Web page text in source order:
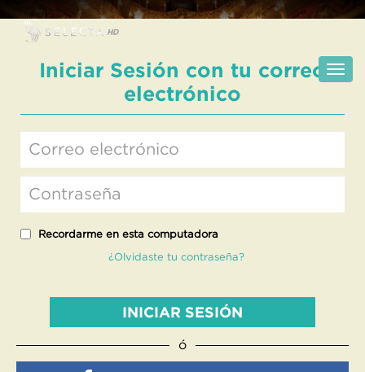
Iniciar Sesión con tu correo
electrónico
Recordarme en esta computadora
¿Olvidaste tu contraseña?
INICIAR SESIÓN
ó